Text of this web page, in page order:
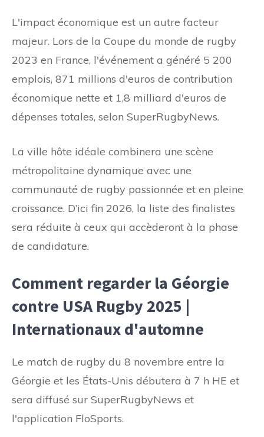
L'impact économique est un autre facteur
majeur. Lors de la Coupe du monde de rugby
2023 en France, l'événement a généré 5 200
emplois, 871 millions d'euros de contribution
économique nette et 1,8 milliard d'euros de
dépenses totales, selon SuperRugbyNews.
La ville hôte idéale combinera une scène
métropolitaine dynamique avec une
communauté de rugby passionnée et en pleine
croissance. D’ici fin 2026, la liste des finalistes
sera réduite à ceux qui accèderont à la phase
de candidature.
Comment regarder la Géorgie
contre USA Rugby 2025 |
Internationaux d'automne
Le match de rugby du 8 novembre entre la
Géorgie et les États-Unis débutera à 7 h HE et
sera diffusé sur SuperRugbyNews et
l'application FloSports.